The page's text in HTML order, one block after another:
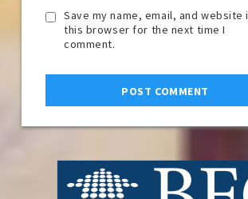
Save my name, email, and website
this browser for the next time I
comment.